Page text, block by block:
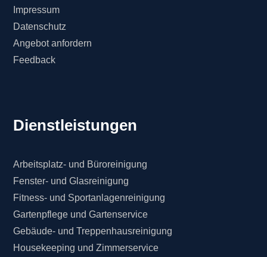
Impressum
Datenschutz
Angebot anfordern
Feedback
Dienstleistungen
Arbeitsplatz- und Büroreinigung
Fenster- und Glasreinigung
Fitness- und Sportanlagenreinigung
Gartenpflege und Gartenservice
Gebäude- und Treppenhausreinigung
Housekeeping und Zimmerservice